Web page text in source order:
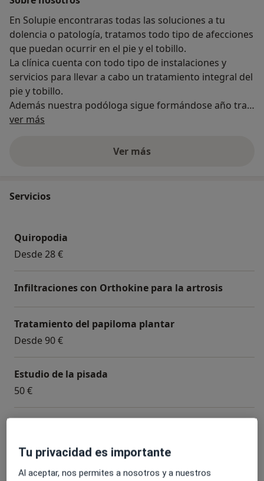
En Solupie encontraras todas las soluciones a tu
dolencia o patología, tratamos todo tipo de afecciones
que puedan ocurrir en el pie y el tobillo.
La clínica cuenta con todo tipo de instalaciones y
servicios para llevar a cabo un tratamiento integral del
pie y tobillo.
Además nuestra podóloga sigue formándose año tras
año para ofrecer a nuestros pacientes los
ver más
Ver más
Servicios
Quiropodia
Desde 28 €
Infiltraciones con Orthokine para la artrosis
Tratamiento del papiloma plantar
Desde 90 €
Estudio de la pisada
50 €
+ 7 servicios
Tu privacidad es importante
Al aceptar, nos permites a nosotros y a nuestros